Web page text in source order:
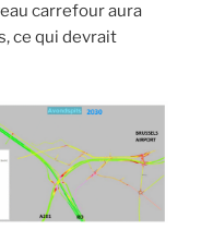
carrefour aura
ce qui devrait